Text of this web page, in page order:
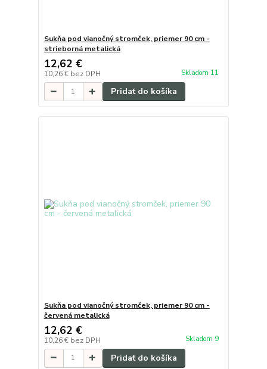
Sukňa pod vianočný stromček, priemer 90 cm -
strieborná metalická
12,62 €
10,26 € bez DPH Skladom 11
Pridať do košíka
Sukňa pod vianočný stromček, priemer 90 cm -
červená metalická
12,62 €
10,26 € bez DPH Skladom 9
Pridať do košíka